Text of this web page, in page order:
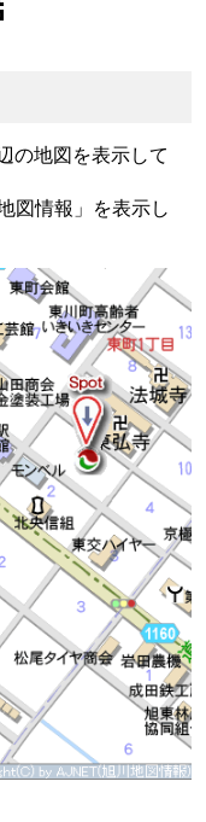
の地図を表示して
図情報」
を表示し